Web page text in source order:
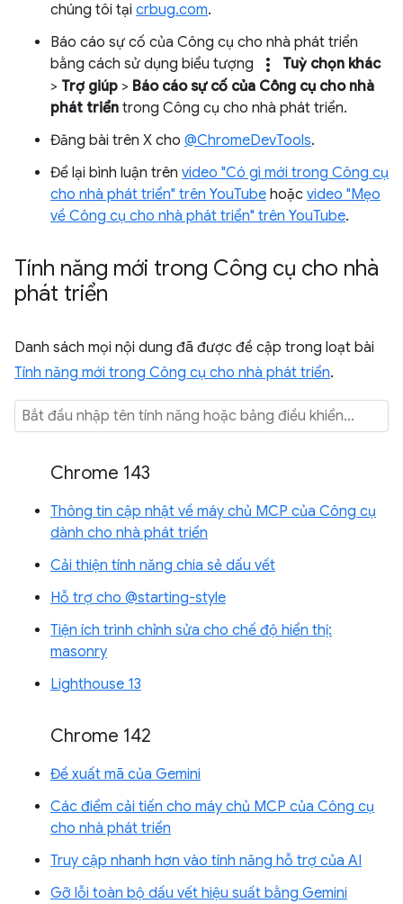
chúng tôi tại crbug.com.
Báo cáo sự cố của Công cụ cho nhà phát triển
bằng cách sử dụng biểu tượng
more_vert
Tuỳ chọn khác
> Trợ giúp > Báo cáo sự cố của Công cụ cho nhà
phát triển trong Công cụ cho nhà phát triển.
Đăng bài trên X cho @ChromeDevTools.
Để lại bình luận trên video "Có gì mới trong Công cụ
cho nhà phát triển" trên YouTube hoặc video "Mẹo
về Công cụ cho nhà phát triển" trên YouTube.
Tính năng mới trong Công cụ cho nhà
phát triển
Danh sách mọi nội dung đã được đề cập trong loạt bài
Tính năng mới trong Công cụ cho nhà phát triển.
Chrome 143
Thông tin cập nhật về máy chủ MCP của Công cụ
dành cho nhà phát triển
Cải thiện tính năng chia sẻ dấu vết
Hỗ trợ cho @starting-style
Tiện ích trình chỉnh sửa cho chế độ hiển thị:
masonry
Lighthouse 13
Chrome 142
Đề xuất mã của Gemini
Các điểm cải tiến cho máy chủ MCP của Công cụ
cho nhà phát triển
Truy cập nhanh hơn vào tính năng hỗ trợ của AI
Gỡ lỗi toàn bộ dấu vết hiệu suất bằng Gemini